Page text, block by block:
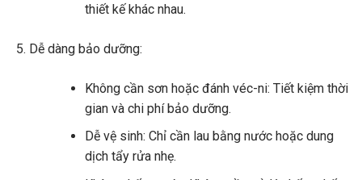
thiết kế khác nhau.
Dễ dàng bảo dưỡng:
Không cần sơn hoặc đánh véc-ni: Tiết kiệm thời
gian và chi phí bảo dưỡng.
Dễ vệ sinh: Chỉ cần lau bằng nước hoặc dung
dịch tẩy rửa nhẹ.